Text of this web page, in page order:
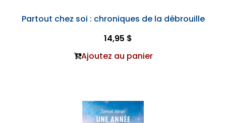
Partout chez soi : chroniques de la débrouille
14,95 $
Ajoutez au panier